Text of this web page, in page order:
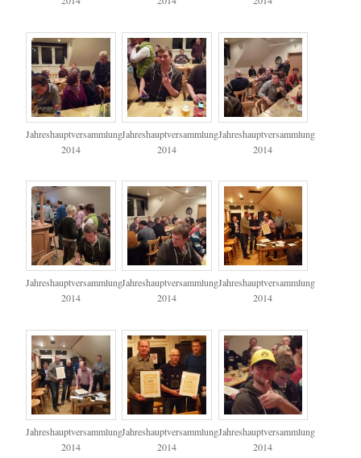
Jahreshauptversammlung
2014
Jahreshauptversammlung
2014
Jahreshauptversammlung
2014
Jahreshauptversammlung
2014
Jahreshauptversammlung
2014
Jahreshauptversammlung
2014
Jahreshauptversammlung
2014
Jahreshauptversammlung
2014
Jahreshauptversammlung
2014